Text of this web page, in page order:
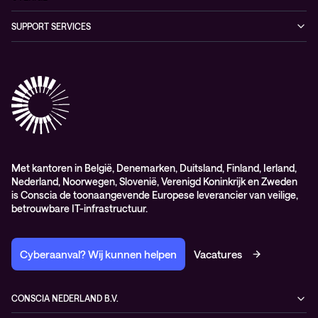
Digital Employee Experience
AdviesObservability: Consultancy
General Sales and Delivery Conditions (EN)
General Purchasing Conditions (EN)
SUPPORT SERVICES
Healthcare Services
Lifecycle
Service delivery platform (CNS)
Met kantoren in België, Denemarken, Duitsland, Finland, Ierland,
Nederland, Noorwegen, Slovenië, Verenigd Koninkrijk en Zweden
is Conscia de toonaangevende Europese leverancier van veilige,
betrouwbare IT-infrastructuur.
Cyberaanval? Wij kunnen helpen Vacatures
CONSCIA NEDERLAND B.V.